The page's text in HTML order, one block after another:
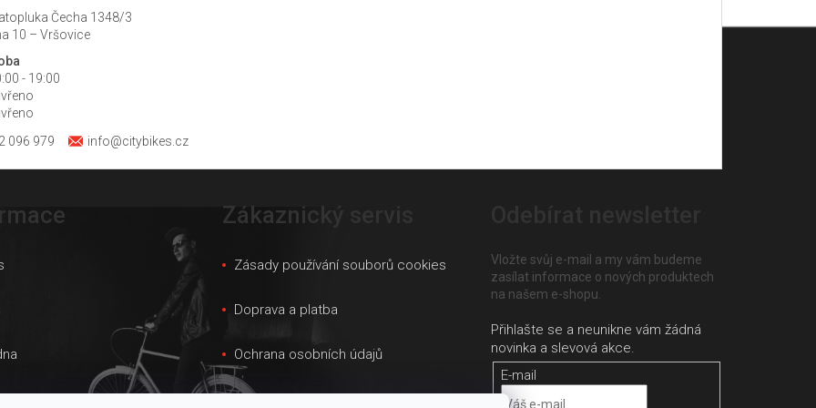
Čecha 1348/3
10 – Vršovice
- 19:00
096 979
info@citybikes.cz
velikostí
Zákaznický servis
Zásady používání souborů cookies
Doprava a platba
Ochrana osobních údajů
Obchodní podmínky
Vložte svůj e-mail a my vám budeme
zasílat informace o nových produktech
na našem e-shopu.
E-mail